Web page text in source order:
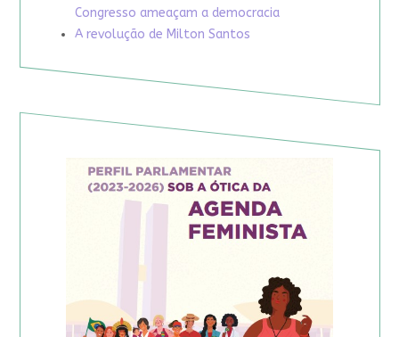
Congresso ameaçam a democracia
A revolução de Milton Santos